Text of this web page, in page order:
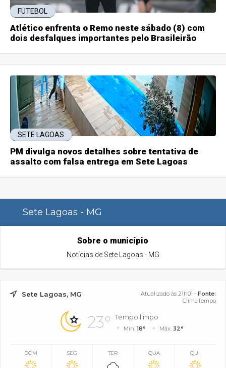
FUTEBOL
Atlético enfrenta o Remo neste sábado (8) com
dois desfalques importantes pelo Brasileirão
SETE LAGOAS
PM divulga novos detalhes sobre tentativa de
assalto com falsa entrega em Sete Lagoas
Sete Lagoas - MG
Sobre o município
Notícias de Sete Lagoas - MG
Sete Lagoas, MG Atualizado às 21h01 - Fonte:
ClimaTempo
23° Tempo limpo
Mín.18° Máx. 32°
DOM SEG TER QUA QUI